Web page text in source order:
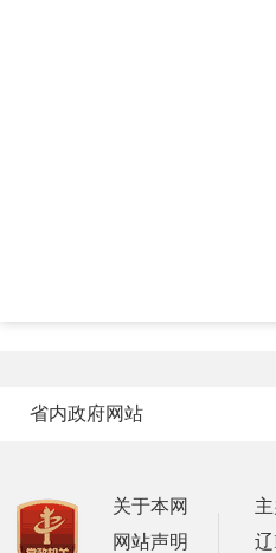
省内政府网站
关于本网
网站声明
辽